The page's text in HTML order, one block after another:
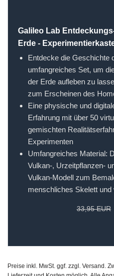
Galileo Lab
Erde -
Entdecke die Geschichte
umfangreiches Set, um
der Erde aufleben zu
zum Erscheinen des
Eine physische und
Erfahrung mit über 50
gemischten
Experimenten
Umfangreiches Material:
Vulkan-, Urzeitpflanzen-
Vulkan-Modell zum
menschliches Skelett und
33,95 EUR
Preise inkl. MwSt. ggf. zzgl. Versand.